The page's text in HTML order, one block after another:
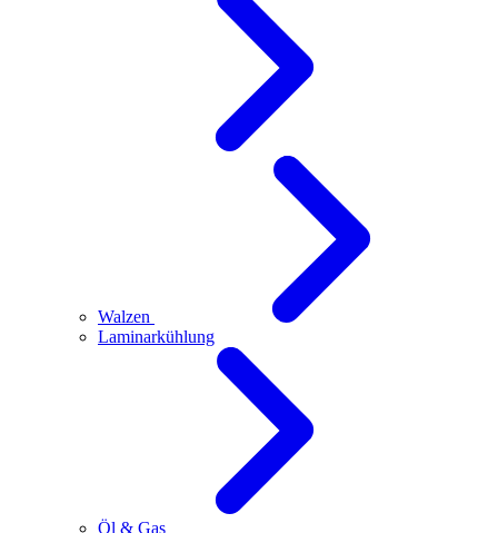
Walzen
Laminarkühlung
Öl & Gas